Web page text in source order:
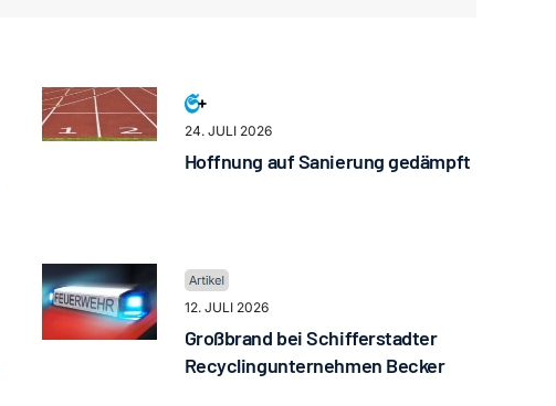
24. JULI 2026
Hoffnung auf Sanierung gedämpft
12. JULI 2026
Großbrand bei Schifferstadter
Recyclingunternehmen Becker